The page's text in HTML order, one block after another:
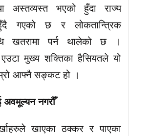
अस्तव्यस्त भएको हुँदा राज्य
गएको छ र लोकतान्त्रिक
खतरामा पर्न थालेको छ ।
एउटा मुख्य शक्तिका हैसियतले यो
आफ्नै सङ्कट हो ।
अवमूल्यन नगरौँ
खाएका ठक्कर र पाएका